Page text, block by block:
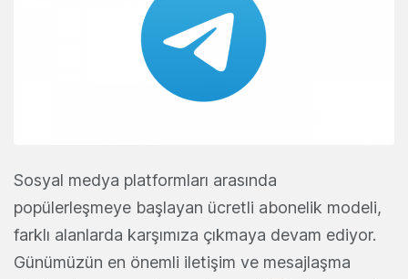
Sosyal medya platformları arasında
popülerleşmeye başlayan ücretli abonelik modeli,
farklı alanlarda karşımıza çıkmaya devam ediyor.
Günümüzün en önemli iletişim ve mesajlaşma